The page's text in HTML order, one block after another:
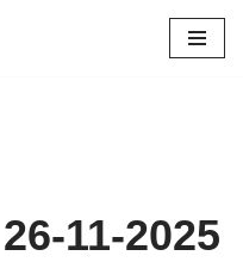
11-2025